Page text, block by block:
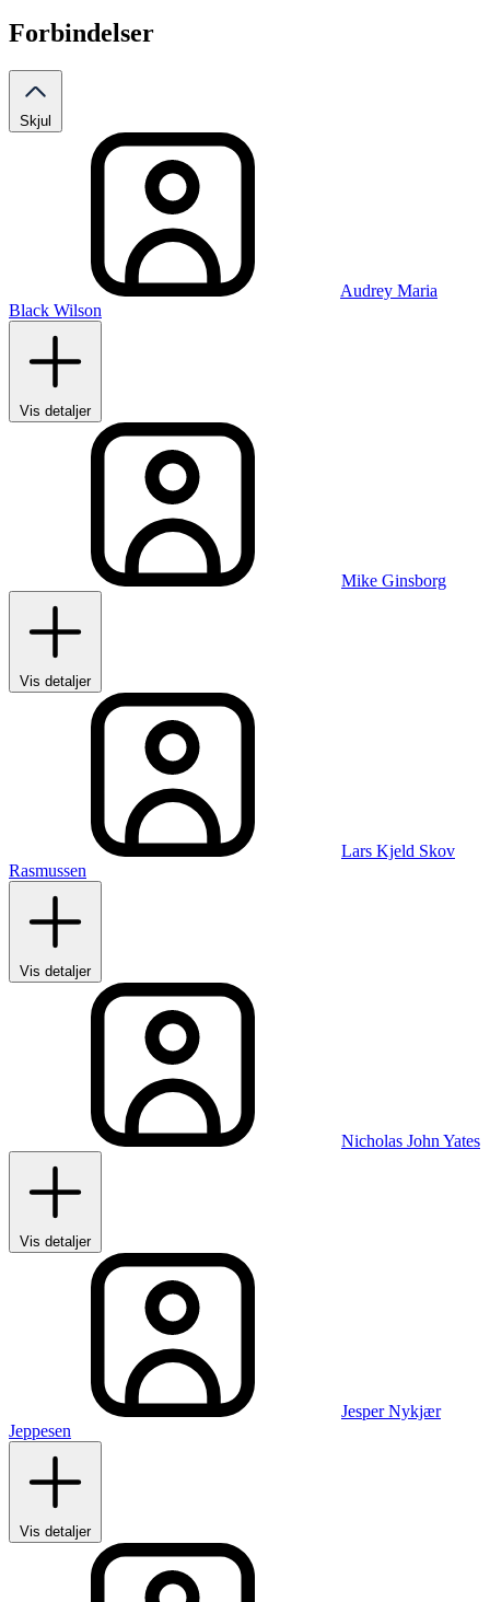
Forbindelser
Skjul
Audrey Maria
Black Wilson
Vis detaljer
Mike Ginsborg
Vis detaljer
Lars Kjeld Skov
Rasmussen
Vis detaljer
Nicholas John Yates
Vis detaljer
Jesper Nykjær
Jeppesen
Vis detaljer